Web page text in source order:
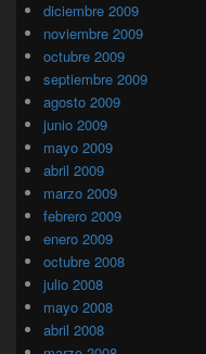
diciembre 2009
noviembre 2009
octubre 2009
septiembre 2009
agosto 2009
junio 2009
mayo 2009
abril 2009
marzo 2009
febrero 2009
enero 2009
octubre 2008
julio 2008
mayo 2008
abril 2008